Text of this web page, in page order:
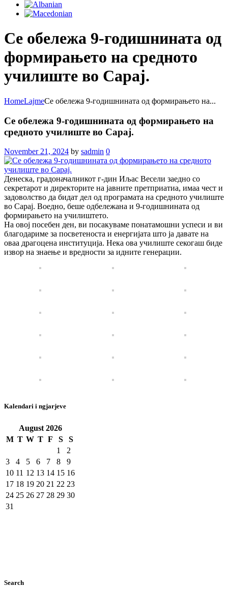
Се обележа 9-годишнината од
формирањето на средното
училиште во Сарај.
HomeLajmeСе обележа 9-годишнината од формирањето на...
Се обележа 9-годишнината од формирањето на
средното училиште во Сарај.
November 21, 2024 by sadmin 0
Денеска, градоначалникот г-дин Иљас Весели заедно со
секретарот и директорите на јавните претприатиа, имаа чест и
задоволство да бидат дел од програмата на средното училиште
во Сарај. Воедно, беше одбележана и 9-годишнината од
формирањето на училиштето.
На овој посебен ден, ви посакуваме понатамошни успеси и ви
благодариме за посветеноста и енергијата што ја давате на
оваа драгоцена институција. Нека ова училиште секогаш биде
извор на знаење и вредности за идните генерации.
Kalendari i ngjarjeve
August 2026
M T W T F S
S
1
2
3
4 5 6 7 8
9
10 11 12 13 14 15 16
17 18 19 20 21 22 23
24 25 26 27 28 29 30
31
Search